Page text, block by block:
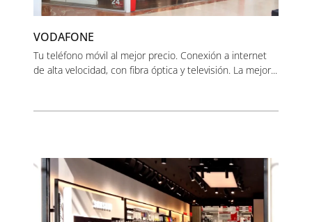
VODAFONE
Tu teléfono móvil al mejor precio. Conexión a internet
de alta velocidad, con fibra óptica y televisión. La mejor...